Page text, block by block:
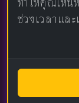
ช่วงเวลาแล